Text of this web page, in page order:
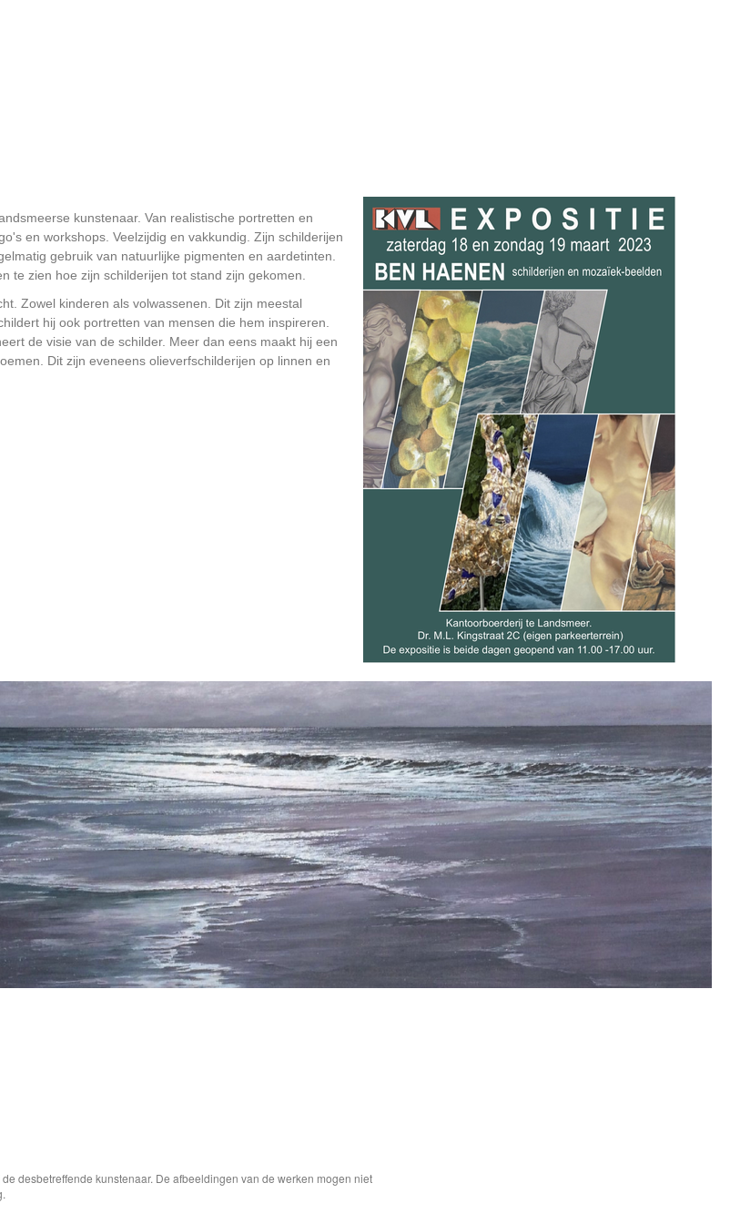
kunstenaar. Van realistische portretten en
en workshops. Veelzijdig en vakkundig. Zijn schilderijen
gebruik van natuurlijke pigmenten en aardetinten.
te zien hoe zijn schilderijen tot stand zijn gekomen.
Zowel kinderen als volwassenen. Dit zijn meestal
hij ook portretten van mensen die hem inspireren.
de visie van de schilder. Meer dan eens maakt hij een
Dit zijn eveneens olieverfschilderijen op linnen en
desbetreffende kunstenaar. De afbeeldingen van de werken mogen niet